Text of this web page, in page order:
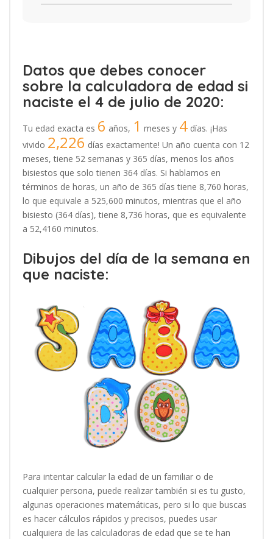
Datos que debes conocer
sobre la calculadora de edad si
naciste el 4 de julio de 2020:
Tu edad exacta es 6 años, 1 meses y 4 días. ¡Has
vivido 2,226 días exactamente! Un año cuenta con 12
meses, tiene 52 semanas y 365 días, menos los años
bisiestos que solo tienen 364 días. Si hablamos en
términos de horas, un año de 365 días tiene 8,760 horas,
lo que equivale a 525,600 minutos, mientras que el año
bisiesto (364 días), tiene 8,736 horas, que es equivalente
a 52,4160 minutos.
Dibujos del día de la semana en
que naciste:
Para intentar calcular la edad de un familiar o de
cualquier persona, puede realizar también si es tu gusto,
algunas operaciones matemáticas, pero si lo que buscas
es hacer cálculos rápidos y precisos, puedes usar
cualquiera de las calculadoras de edad que se te han